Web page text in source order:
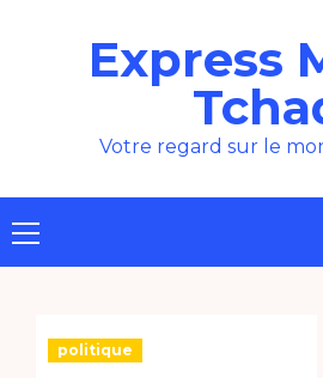
Express
Votre regard sur le
Menu
principal
politique